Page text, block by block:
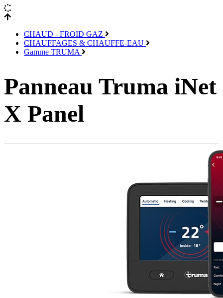
CHAUD - FROID GAZ
CHAUFFAGES & CHAUFFE-EAU
Gamme TRUMA
Panneau Truma iNet
X Panel